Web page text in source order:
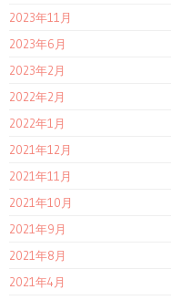
2023年11月
2023年6月
2023年2月
2022年2月
2022年1月
2021年12月
2021年11月
2021年10月
2021年9月
2021年8月
2021年4月